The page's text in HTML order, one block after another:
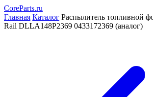
CoreParts.ru
Главная Каталог Распылитель топливной
Rail DLLA148P2369 0433172369 (аналог)